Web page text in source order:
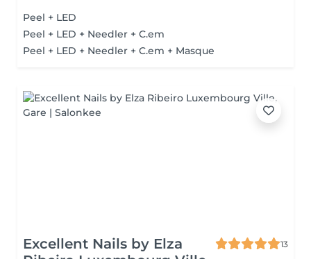
Peel + LED
Peel + LED + Needler + C.em
Peel + LED + Needler + C.em + Masque
Excellent Nails by Elza
13